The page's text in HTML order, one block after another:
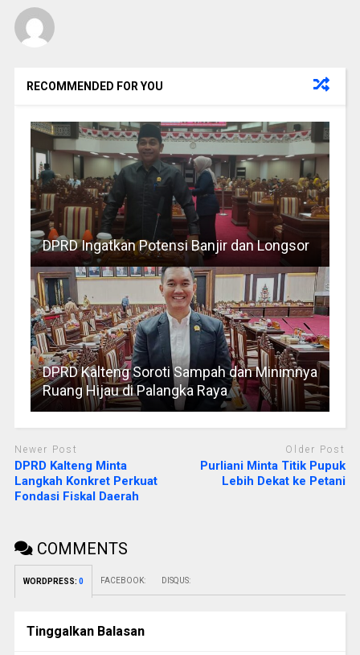
RECOMMENDED FOR YOU
DPRD Ingatkan Potensi Banjir dan Longsor
DPRD Kalteng Soroti Sampah dan Minimnya
Ruang Hijau di Palangka Raya
Newer Post
DPRD Kalteng Minta
Langkah Konkret Perkuat
Fondasi Fiskal Daerah
Older Post
Purliani Minta Titik Pupuk
Lebih Dekat ke Petani
COMMENTS
WORDPRESS: 0 FACEBOOK: DISQUS:
Tinggalkan Balasan